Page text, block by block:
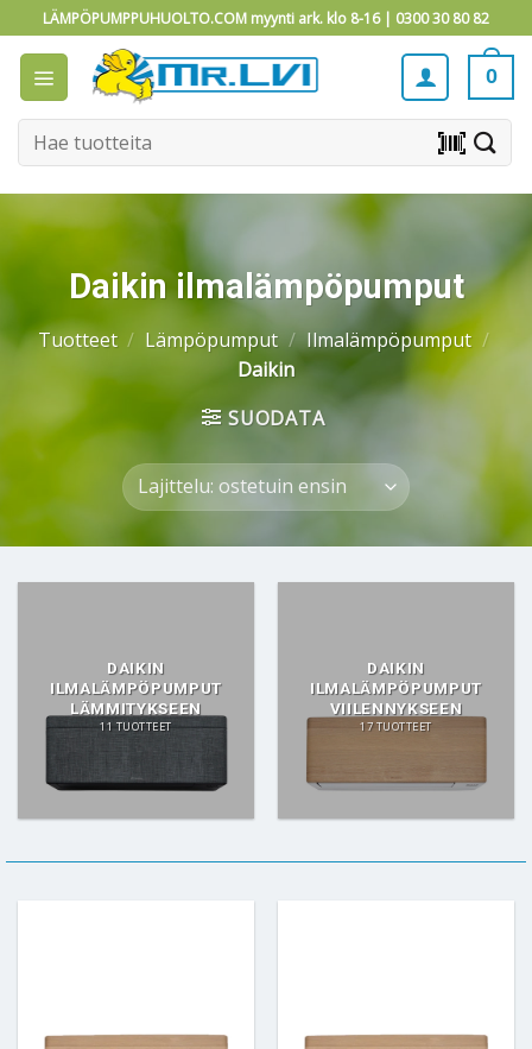
to
content
LÄMPÖPUMPPUHUOLTO.COM myynti ark. klo 8-16 | 0300 30 80 82
0
Etsi: barcode_scanner
Daikin ilmalämpöpumput
Tuotteet / Lämpöpumput / Ilmalämpöpumput /
Daikin
SUODATA
DAIKIN
ILMALÄMPÖPUMPUT
LÄMMITYKSEEN
11 TUOTTEET
DAIKIN
ILMALÄMPÖPUMPUT
VIILENNYKSEEN
17 TUOTTEET